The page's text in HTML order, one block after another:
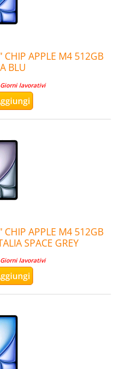
APPLE M4 512GB
BLU
lavorativi
APPLE M4 512GB
SPACE GREY
lavorativi